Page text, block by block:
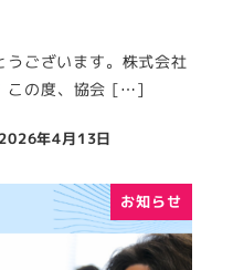
うございます。株式会社
この度、協会 […]
2026年4月13日
お知らせ